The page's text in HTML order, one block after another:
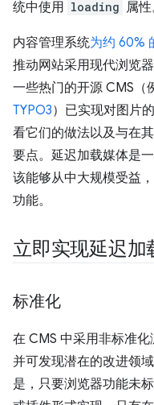
统中使用 loading 属性
内容管理系统为约 60%
推动网站采用现代浏览
一些热门的开源 CMS（
TYPO3）已实现对图片的
看它们的做法以及与在
要点。延迟加载媒体是
该能够从中大规模受益
功能。
立即实现延迟加
标准化
在 CMS 中采用非标准
并可发现潜在的改进领
是，只要浏览器功能未